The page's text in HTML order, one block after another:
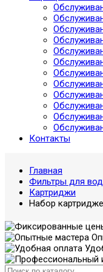
Контакты
Главная
Фильтры для
Картриджи
Набор